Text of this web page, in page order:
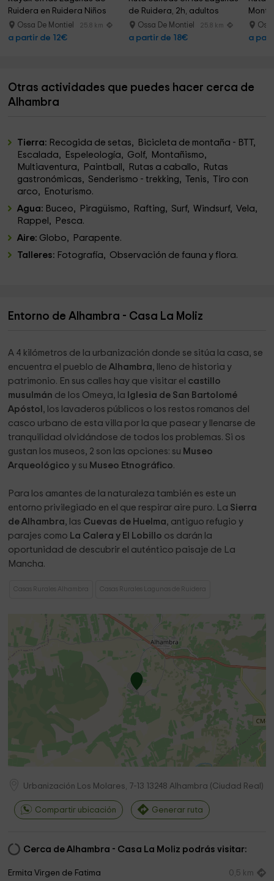
Ruidera en Ruidera Niños
Ossa De Montiel 25.8 km
a partir de 12€
de Ruidera, 2h, adultos
Ossa De Montiel 25.8 km
a partir de 18€
niños
a
Otras actividades que puedes hacer cerca de
Alhambra
Tierra: Recogida de setas, Bicicleta de montaña - BTT,
Escalada, Espeleología, Golf, Montañismo,
Multiaventura, Paintball, Rutas a caballo, Rutas
gastronómicas, Senderismo - trekking, Tenis, Tiro con
arco, Enoturismo.
Agua: Buceo, Piragüismo, Rafting, Surf, Windsurf, Vela,
Rappel, Pesca.
Aire: Globo, Parapente.
Talleres: Fotografía, Observación de fauna y flora.
Entorno de Alhambra - Casa La Moliz
A 4 kilómetros de la urbanización donde se sitúa la casa, se
encuentra el pueblo deAlhambra, lleno de historia y
patrimonio. En sus calles hay que visitar el castillo
musulmán de los Omeya, la Iglesia de San Bartolomé
Apóstol , los lavaderos públicos o los restos romanos del
casco urbano de esta villa por la que pasear y llenarse de
tranquilidad olvidándose de todos los problemas. Si os
gustan los museos, 2 son las opciones: su Museo
Arqueológico y su Museo Etnográfico.
Para los amantes de la naturaleza también es este un
entorno privilegiado en el que respirar aire puro. La Sierra
de Alhambra, las Cuevas de Huelma, antiguo refugio y
parajes como La Calera y El Lobillo os darán la
oportunidad de descubrir el auténtico paisaje de La
Mancha.
Casas Rurales Alhambra Casas Rurales Lagunas de Ruidera
Urbanización Los Molares, 7-13 13248 Alhambra (Ciudad Real )
Compartir ubicación Generar ruta
Cerca de Alhambra - Casa La Moliz podrás visitar:
Ermita Virgen de Fatima 0,5 km